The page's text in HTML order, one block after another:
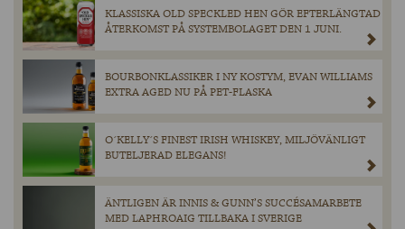
KLASSISKA OLD SPECKLED HEN GÖR EFTERLÄNGTAD
ÅTERKOMST PÅ SYSTEMBOLAGET DEN 1 JUNI.
BOURBONKLASSIKER I NY KOSTYM, EVAN WILLIAMS
EXTRA AGED NU PÅ PET-FLASKA
O´KELLY´S FINEST IRISH WHISKEY, MILJÖVÄNLIGT
BUTELJERAD ELEGANS!
ÄNTLIGEN ÄR INNIS & GUNN’S SUCCÉSAMARBETE
MED LAPHROAIG TILLBAKA I SVERIGE